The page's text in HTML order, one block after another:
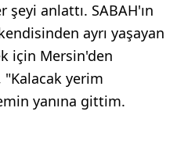
anlattı. SABAH'ın
ayrı yaşayan
için Mersin'den
yerim
yanına gittim.